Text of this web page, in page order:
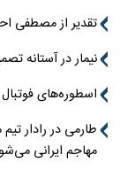
تقدیر از مصطفی
نیمار در آستانه
اسطوره‌های فوتبال
طارمی در رادار
مهاجم ایرانی